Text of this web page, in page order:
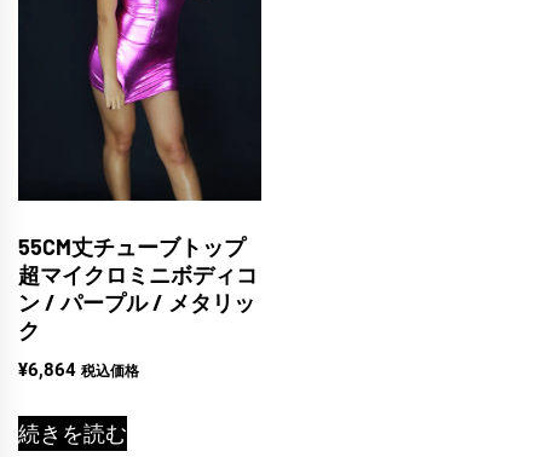
55CM丈チューブトップ
超マイクロミニボディコ
ン / パープル / メタリッ
ク
¥6,864 税込価格
続きを読む